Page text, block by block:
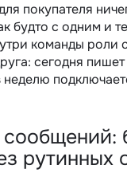
покупателя
будто с одним и
команды роли
сегодня пишет
неделю
рутинных